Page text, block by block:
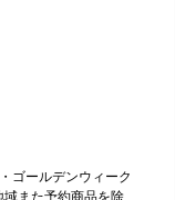
ゴールデンウィーク
また予約商品を除